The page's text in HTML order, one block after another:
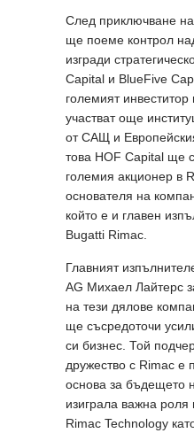
След приключване
ще поеме контрол
изгради
Capital и BlueFive
големият
участват още
от САЩ и
това HOF Capital ще
големия акционер в
основателя на
който е и главен
Bugatti Rimac.
Главният
AG Михаел Лайтерс
на тези дялове
ще съсредоточи
си бизнес. Той
дружество с Rimac е
основа за бъдещето
изиграла важна роля
Rimac Technology